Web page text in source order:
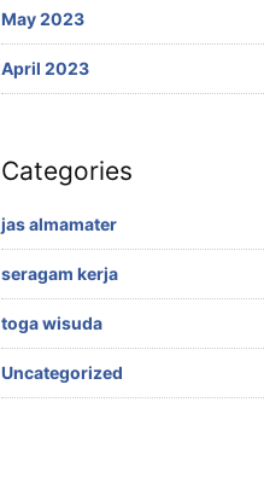
May 2023
April 2023
Categories
jas almamater
seragam kerja
toga wisuda
Uncategorized